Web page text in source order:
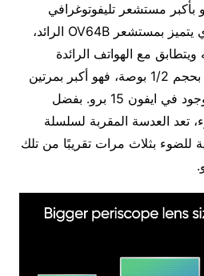
سلسلة ريلمي 12 برو بأكبر مستشعر تليفوتوغرافي
بيريسكوب في فئتها، والذي يتميز بمستشعر OV64B الرائد،
مع الهواتف الرائدة
الأخرى من الدرجة الأولى. بحجم 1/2 بوصة، فهو أكبر بمرتين
من مستشعر التقريب الموجود في ايفون 15 برو. بفضل
تعد العدسة المقربة لسلسلة
للضوء بثلاث مرات تقريبًا من تلك